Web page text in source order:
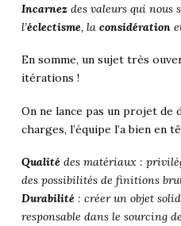
Incarnezdes valeurs qui nous
l’éclectisme, la considération
En somme, un sujet très
itérations !
On ne lance pas un projet de
charges, l’équipe l’a bien en
Qualité des matériaux :
des possibilités de finitions
Durabilité : créer un objet
responsable dans le sourcing